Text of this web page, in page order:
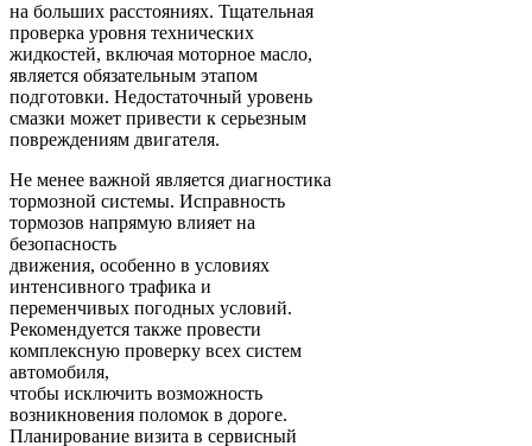
на больших расстояниях. Тщательная
проверка уровня технических
жидкостей, включая моторное масло,
является обязательным этапом
подготовки. Недостаточный уровень
смазки может привести к серьезным
повреждениям двигателя.
Не менее важной является диагностика
тормозной системы. Исправность
тормозов напрямую влияет на
безопасность
движения, особенно в условиях
интенсивного трафика и
переменчивых погодных условий.
Рекомендуется также провести
комплексную проверку всех систем
автомобиля,
чтобы исключить возможность
возникновения поломок в дороге.
Планирование визита в сервисный